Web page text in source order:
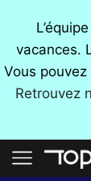
vacances.
Vous
Retrouvez